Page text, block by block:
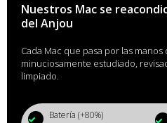
Nuestros Mac se
del Anjou
Cada Mac que pasa por las
minuciosamente estudiado,
limpiado.
Batería (+80%)